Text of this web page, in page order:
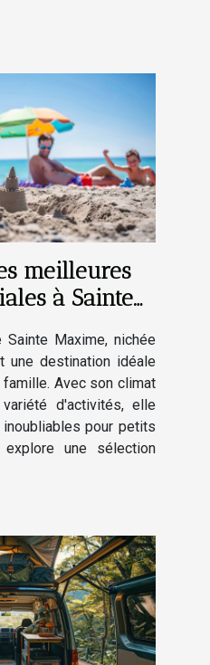
meilleures
à Sainte
Maxime, nichée
une destination idéale
Avec son climat
d'activités, elle
pour petits
une sélection